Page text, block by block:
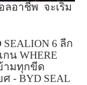
ลอาชีพ จะเริ่ม
SEALION 6 ลีก
กน WHERE
ามทุกขีด
ศ - BYD SEAL